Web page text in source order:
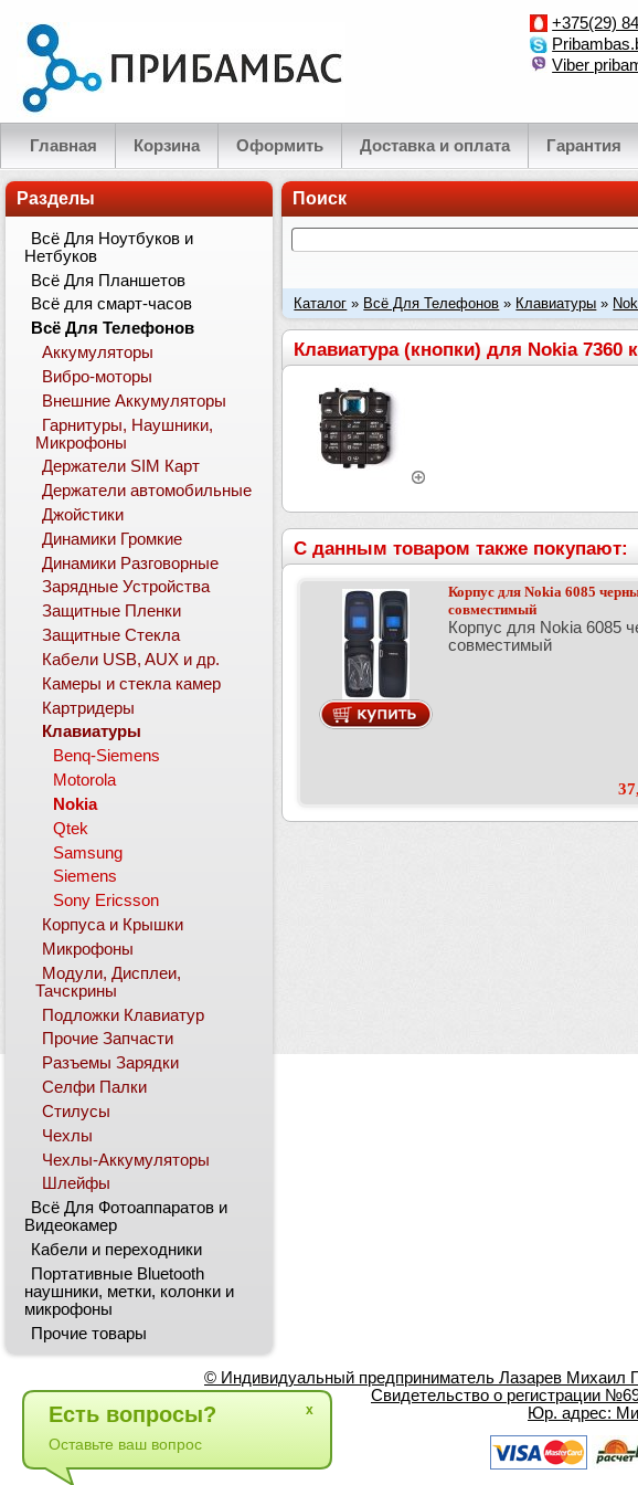
+375(29)
Viber
Главная Корзина Оформить Доставка и оплата Гарантия
Поиск
Каталог » Всё Для Телефонов » Клавиатуры »
Клавиатура (кнопки) для Nokia
С данным товаром также покупают:
Корпус для Nokia 6085
совместимый
Корпус для Nokia 6085
совместимый
Разделы
Всё Для Ноутбуков и
Нетбуков
Всё Для Планшетов
Всё для смарт-часов
Всё Для Телефонов
Аккумуляторы
Вибро-моторы
Внешние Аккумуляторы
Гарнитуры, Наушники,
Микрофоны
Держатели SIM Карт
Держатели автомобильные
Джойстики
Динамики Громкие
Динамики Разговорные
Зарядные Устройства
Защитные Пленки
Защитные Стекла
Кабели USB, AUX и др.
Камеры и стекла камер
Картридеры
Клавиатуры
Benq-Siemens
Motorola
Nokia
Qtek
Samsung
Siemens
Sony Ericsson
Корпуса и Крышки
Микрофоны
Модули, Дисплеи,
Тачскрины
Подложки Клавиатур
Прочие Запчасти
Разъемы Зарядки
Селфи Палки
Стилусы
Чехлы
Чехлы-Аккумуляторы
Шлейфы
Всё Для Фотоаппаратов и
Видеокамер
Кабели и переходники
Портативные Bluetooth
наушники, метки, колонки и
микрофоны
Прочие товары
© Индивидуальный предприниматель Лазарев Михаил
Свидетельство о регистрации
Юр. адрес:
Есть вопросы?
Оставьте ваш вопрос
x